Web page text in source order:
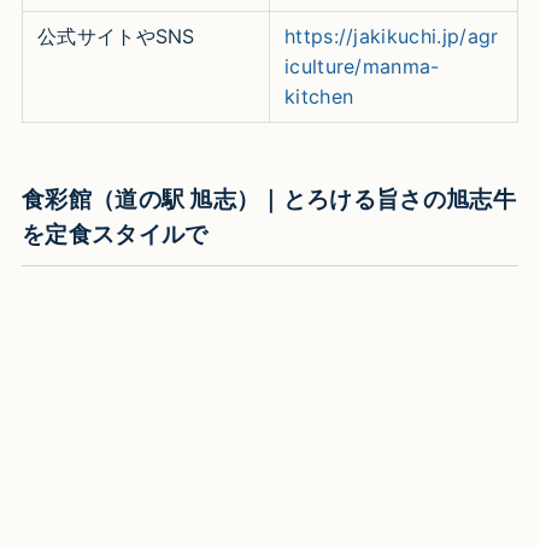
公式サイトやSNS
https://jakikuchi.jp/agr
iculture/manma-
kitchen
食彩館（道の駅 旭志）｜とろける旨さの旭志牛
を定食スタイルで